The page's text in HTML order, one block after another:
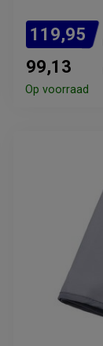
119,95
99,13
Op voorraad